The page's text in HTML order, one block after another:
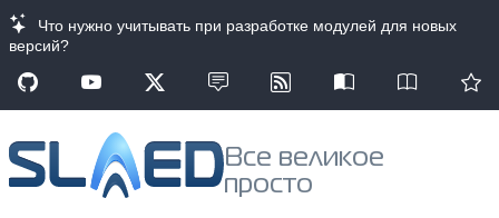
Что нужно учитывать при разработке модулей для новых
версий?
Все великое
просто